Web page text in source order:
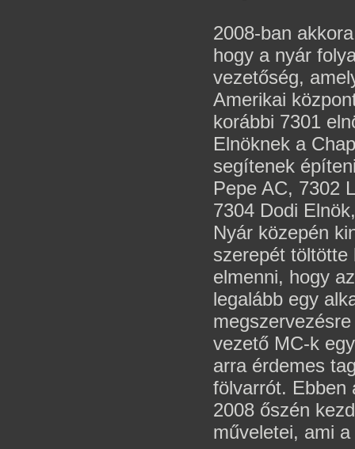
2008-ban
hogy a nyár
vezetőség,
Amerikai
korábbi 7301
Elnöknek a
segítenek
Pepe AC, 7302
7304 Dodi
Nyár közepén
szerepét töltötte
elmenni, hogy
legalább egy
vezető MC-k
arra érdemes
fölvarrót. Ebben
2008 őszén
műveletei, ami